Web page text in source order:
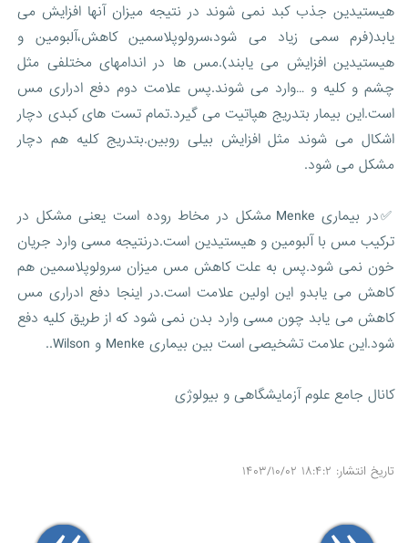
هیستیدین جذب کبد نمی شوند در نتیجه میزان آنها افزایش می
یابد(فرم سمی زیاد می شود،سرولوپلاسمین کاهش،آلبومین و
هیستیدین افزایش می یابند).مس ها در اندامهای مختلفی مثل
چشم و کلیه و …وارد می شوند.پس علامت دوم دفع ادراری مس
است.این بیمار بتدریج هپاتیت می گیرد.تمام تست های کبدی دچار
اشکال می شوند مثل افزایش بیلی روبین.بتدریج کلیه هم دچار
مشکل می شود.
✅در بیماری Menke مشکل در مخاط روده است یعنی مشکل در
ترکیب مس با آلبومین و هیستیدین است.درنتیجه مسی وارد جریان
خون نمی شود.پس به علت کاهش مس میزان سرولوپلاسمین هم
کاهش می یابدو این اولین علامت است.در اینجا دفع ادراری مس
کاهش می یابد چون مسی وارد بدن نمی شود که از طریق کلیه دفع
شود.این علامت تشخیصی است بین بیماری Menke و Wilson..
کانال جامع علوم آزمایشگاهی و بیولوژی
تاریخ انتشار: ۱۸:۴:۲ ۱۴۰۳/۱۰/۰۲